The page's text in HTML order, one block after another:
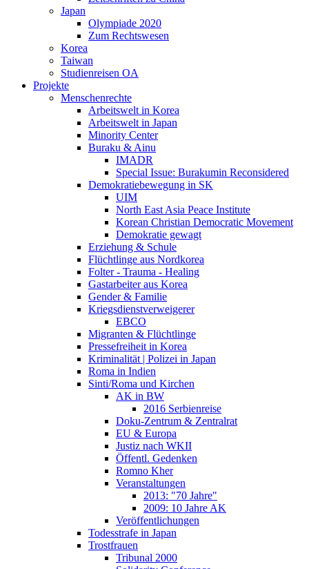
Japan
Olympiade 2020
Zum Rechtswesen
Korea
Taiwan
Studienreisen OA
Projekte
Menschenrechte
Arbeitswelt in Korea
Arbeitswelt in Japan
Minority Center
Buraku & Ainu
IMADR
Special Issue: Burakumin Reconsidered
Demokratiebewegung in SK
UIM
North East Asia Peace Institute
Korean Christian Democratic Movement
Demokratie gewagt
Erziehung & Schule
Flüchtlinge aus Nordkorea
Folter - Trauma - Healing
Gastarbeiter aus Korea
Gender & Familie
Kriegsdienstverweigerer
EBCO
Migranten & Flüchtlinge
Pressefreiheit in Korea
Kriminalität | Polizei in Japan
Roma in Indien
Sinti/Roma und Kirchen
AK in BW
2016 Serbienreise
Doku-Zentrum & Zentralrat
EU & Europa
Justiz nach WKII
Öffentl. Gedenken
Romno Kher
Veranstaltungen
2013: "70 Jahre"
2009: 10 Jahre AK
Veröffentlichungen
Todesstrafe in Japan
Trostfrauen
Tribunal 2000